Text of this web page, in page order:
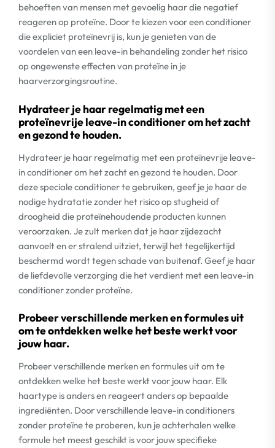
behoeften van mensen met gevoelig haar die negatief
reageren op proteïne. Door te kiezen voor een conditioner
die expliciet proteïnevrij is, kun je genieten van de
voordelen van een leave-in behandeling zonder het risico
op ongewenste effecten van proteïne in je
haarverzorgingsroutine.
Hydrateer je haar regelmatig met een
proteïnevrije leave-in conditioner om het zacht
en gezond te houden.
Hydrateer je haar regelmatig met een proteïnevrije leave-
in conditioner om het zacht en gezond te houden. Door
deze speciale conditioner te gebruiken, geef je je haar de
nodige hydratatie zonder het risico op stugheid of
droogheid die proteïnehoudende producten kunnen
veroorzaken. Je zult merken dat je haar zijdezacht
aanvoelt en er stralend uitziet, terwijl het tegelijkertijd
beschermd wordt tegen schade van buitenaf. Geef je haar
de liefdevolle verzorging die het verdient met een leave-in
conditioner zonder proteïne.
Probeer verschillende merken en formules uit
om te ontdekken welke het beste werkt voor
jouw haar.
Probeer verschillende merken en formules uit om te
ontdekken welke het beste werkt voor jouw haar. Elk
haartype is anders en reageert anders op bepaalde
ingrediënten. Door verschillende leave-in conditioners
zonder proteïne te proberen, kun je achterhalen welke
formule het meest geschikt is voor jouw specifieke